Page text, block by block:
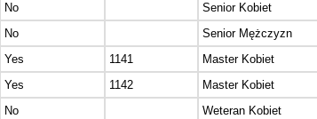
No
Senior Kobiet
No
Senior Mężczyzn
Yes 1141
Master Kobiet
Yes 1142
Master Kobiet
No
Weteran Kobiet